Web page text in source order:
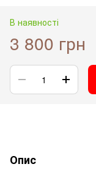
В наявності
3 800 грн
Опис